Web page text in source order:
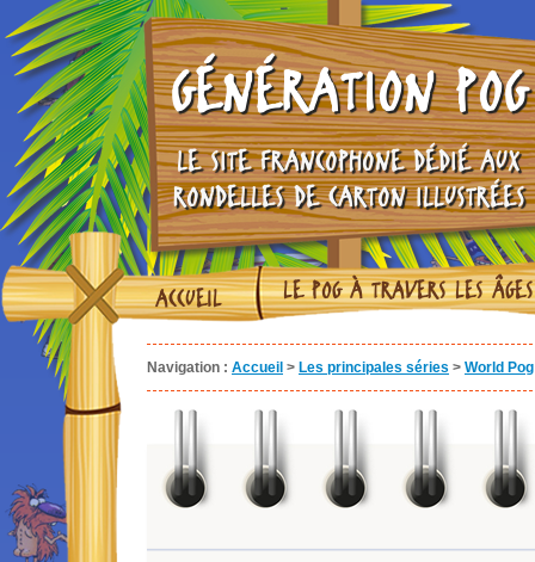
GÉNÉRATION POG
LE SITE FRANCOPHONE DÉDIÉ AUX
RONDELLES DE CARTON ILLUSTRÉES
ACCUEIL LE POG À TRAVERS LES ÂGES
Navigation : Accueil > Les principales séries > World